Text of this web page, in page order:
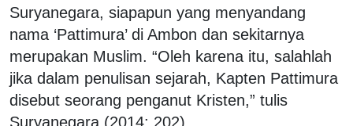
Suryanegara, siapapun yang menyandang
nama ‘Pattimura’ di Ambon dan sekitarnya
merupakan Muslim. “Oleh karena itu, salahlah
jika dalam penulisan sejarah, Kapten Pattimura
disebut seorang penganut Kristen,” tulis
Suryanegara (2014: 202).